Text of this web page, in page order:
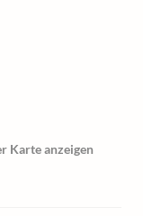
Karte anzeigen